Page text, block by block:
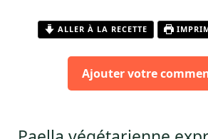
ALLER À LA RECETTE
Ajouter votre